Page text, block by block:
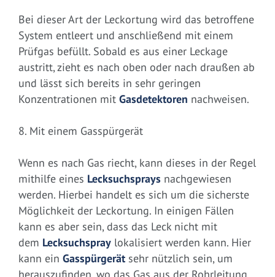
Bei dieser Art der Leckortung wird das betroffene
System entleert und anschließend mit einem
Prüfgas befüllt. Sobald es aus einer Leckage
austritt, zieht es nach oben oder nach draußen ab
und lässt sich bereits in sehr geringen
Konzentrationen mit Gasdetektoren nachweisen.
8. Mit einem Gasspürgerät
Wenn es nach Gas riecht, kann dieses in der Regel
mithilfe eines Lecksuchsprays nachgewiesen
werden. Hierbei handelt es sich um die sicherste
Möglichkeit der Leckortung. In einigen Fällen
kann es aber sein, dass das Leck nicht mit
dem Lecksuchspray lokalisiert werden kann. Hier
kann ein Gasspürgerät sehr nützlich sein, um